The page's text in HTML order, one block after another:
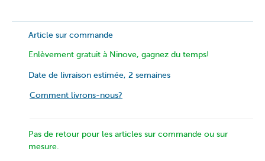
Article sur commande
Enlèvement gratuit à Ninove, gagnez du temps!
Date de livraison estimée, 2 semaines
Comment livrons-nous?
Pas de retour pour les articles sur commande ou sur
mesure.